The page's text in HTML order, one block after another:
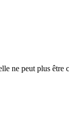
ne peut plus être